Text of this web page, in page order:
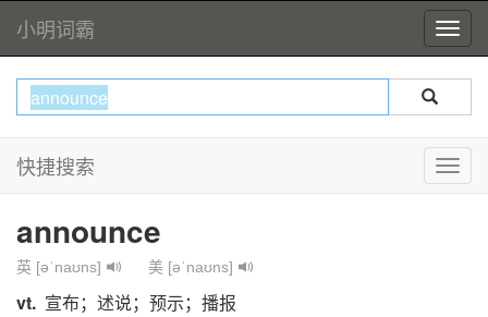
小明词霸
快捷搜索
announce
英 [əˈnaʊns] 美 [əˈnaʊns]
vt. 宣布；述说；预示；播报